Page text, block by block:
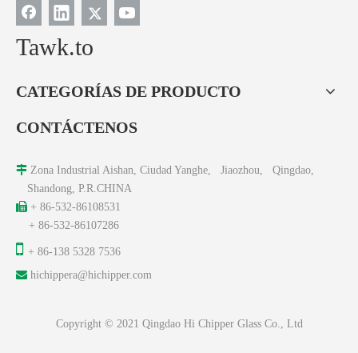
Tawk.to
CATEGORÍAS DE PRODUCTO
CONTÁCTENOS
 Zona Industrial Aishan, Ciudad Yanghe, Jiaozhou, Qingdao,
Shandong, P.R.CHINA
 + 86-532-86108531
+ 86-532-86107286
 + 86-138 5328 7536
 hichippera@hichipper.com
Copyright © 2021 Qingdao Hi Chipper Glass Co., Ltd